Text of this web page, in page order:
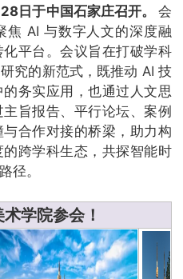
日于中国石家庄召开。 会
焦 AI 与数字人文的深度融
平台。会议旨在打破学科
究的新范式，既推动 AI 技
务实应用，也通过人文思
旨报告、平行论坛、案例
合作对接的桥梁，助力构
跨学科生态，共探智能时
径。
学院参会！